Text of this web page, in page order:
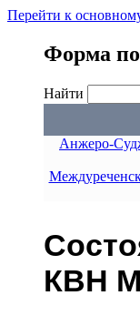
Перейти к
Форма
Найти
Анжеро-
КВН